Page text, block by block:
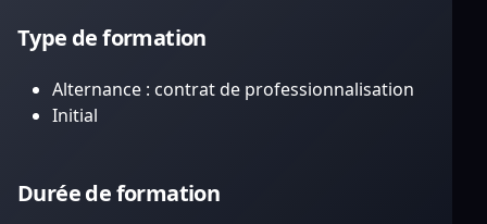
Type de formation
Alternance : contrat de professionnalisation
Initial
Durée de formation